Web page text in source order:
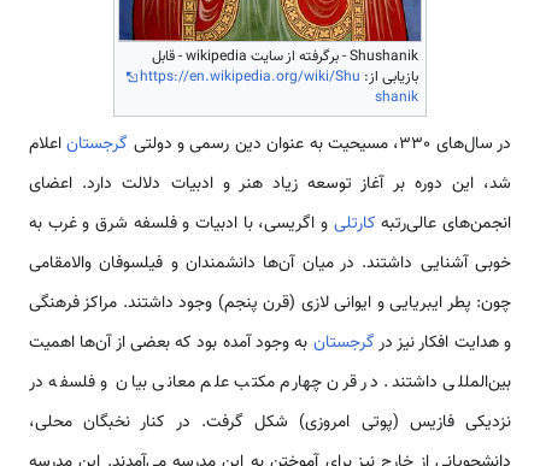
Shushanik - برگرفته از سایت wikipedia - قابل
بازیابی از: https://en.wikipedia.org/wiki/Shu
shanik
در سال‌های 330، مسیحیت به عنوان دین رسمی و دولتی گرجستاناعلام
شد، این دوره بر آغاز توسعه زیاد هنر و ادبیات دلالت دارد. اعضای
انجمن‌های عالی‌رتبه کارتلی و اگریسی، با ادبیات و فلسفه شرق و غرب به
خوبی آشنایی داشتند. در میان آن‌ها دانشمندان و فیلسوفان والامقامی
چون: پطر ایبریایی و ایوانی لازی (قرن پنجم) وجود داشتند. مراکز فرهنگی
و هدایت افکار نیز درگرجستان به وجود آمده بود که بعضی از آن‌ها اهمیت
بین‌المللی داشتند. در قرن چهارم مکتب علم معانی بیان و فلسفه در
نزدیکی فازیس (پوتی امروزی) شکل گرفت. در کنار نخبگان محلی،